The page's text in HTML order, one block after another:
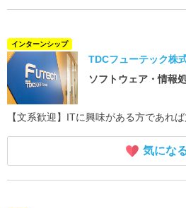
インターンシップ
TDCフューテック株
ソフトウェア・情報
【文系歓迎】ITに興味がある方であれば
気にな